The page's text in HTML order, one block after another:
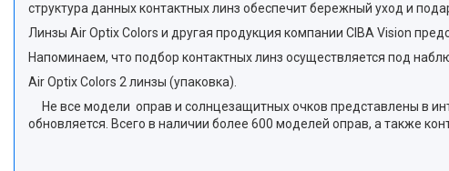
структура данных контактных линз обеспечит бережный уход и
Линзы Air Optix Colors и другая продукция компании CIBA Vision
Напоминаем, что подбор контактных линз осуществляется под
Air Optix Colors 2 линзы (упаковка).
Не все модели оправ и солнцезащитных очков представлены в
обновляется. Всего в наличии более 600 моделей оправ, а также